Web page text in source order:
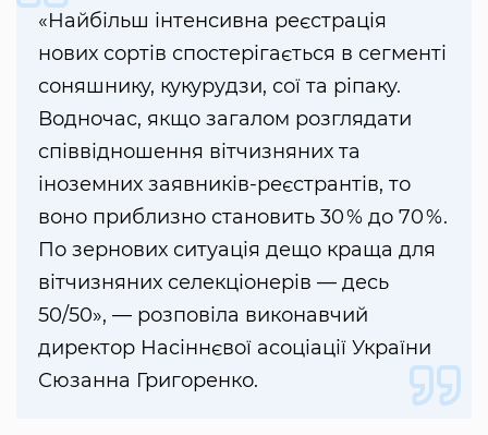
«Найбільш інтенсивна реєстрація
нових сортів спостерігається в сегменті
соняшнику, кукурудзи, сої та ріпаку.
Водночас, якщо загалом розглядати
співвідношення вітчизняних та
іноземних заявників-реєстрантів, то
воно приблизно становить 30 % до 70 %.
По зернових ситуація дещо краща для
вітчизняних селекціонерів — десь
50/50», — розповіла виконавчий
директор Насіннєвої асоціації України
Сюзанна Григоренко.